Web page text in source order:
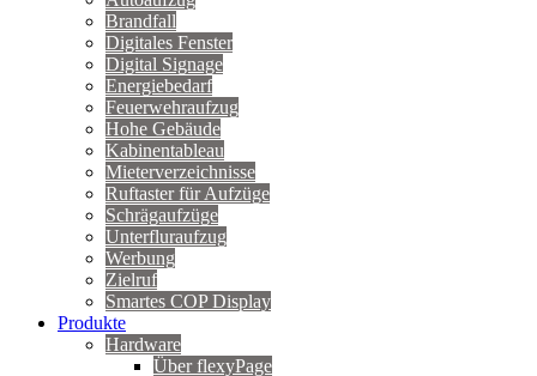
Brandfall
Digitales Fenster
Digital Signage
Energiebedarf
Feuerwehraufzug
Hohe Gebäude
Kabinentableau
Mieterverzeichnisse
Ruftaster für Aufzüge
Schrägaufzüge
Unterfluraufzug
Werbung
Zielruf
Smartes COP Display
Produkte
Hardware
Über flexyPage